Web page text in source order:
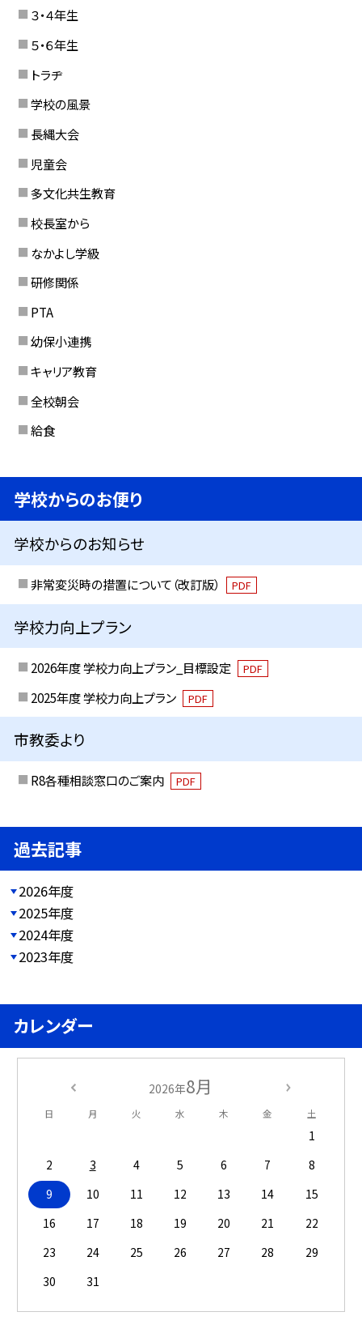
３・４年生
５・６年生
トラヂ
学校の風景
長縄大会
児童会
多文化共生教育
校長室から
なかよし学級
研修関係
PTA
幼保小連携
キャリア教育
全校朝会
給食
学校からのお便り
学校からのお知らせ
非常変災時の措置について（改訂版） PDF
学校力向上プラン
2026年度 学校力向上プラン_目標設定 PDF
2025年度 学校力向上プラン PDF
市教委より
R8各種相談窓口のご案内 PDF
過去記事
2026年度
2025年度
2024年度
2023年度
カレンダー
2026年8月
日 月 火 水 木 金 土
1
2
3 4 5 6 7
8
9
10 11 12 13 14
15
16
17 18 19 20 21
22
23
24 25 26 27 28
29
30
31